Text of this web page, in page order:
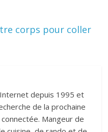
corps pour coller
depuis 1995 et
de la prochaine
Mangeur de